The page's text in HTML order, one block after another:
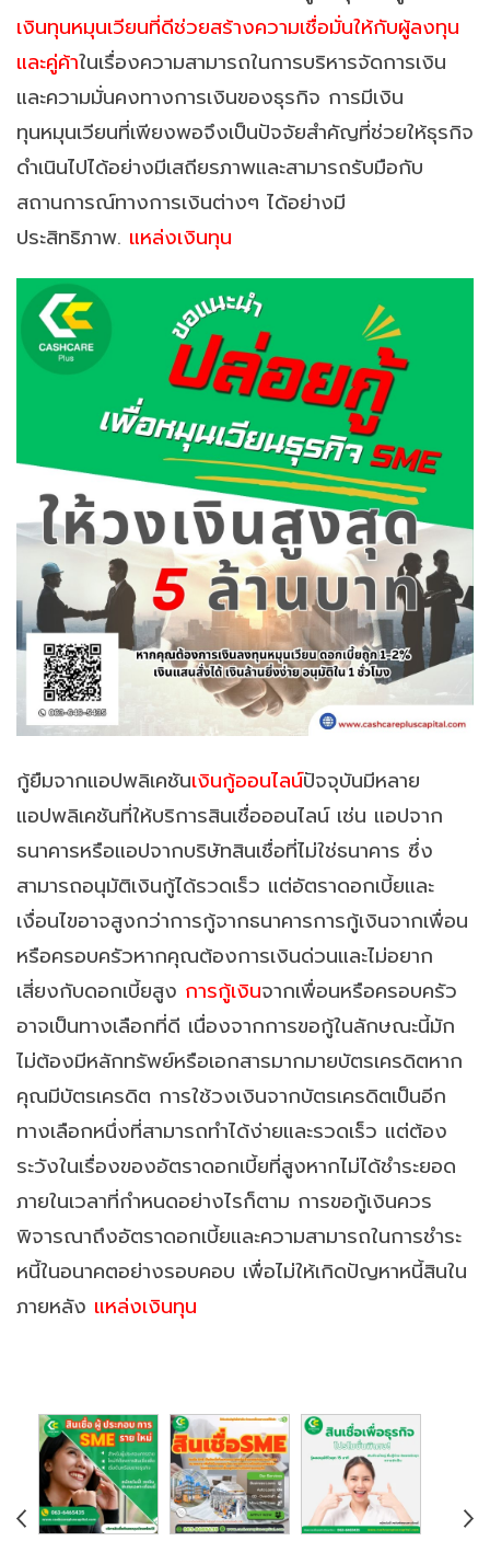
เงินทุนหมุนเวียนที่ดีช่วยสร้างความเชื่อมั่นให้กับผู้ลงทุน
และคู่ค้าในเรื่องความสามารถในการบริหารจัดการเงิน
และความมั่นคงทางการเงินของธุรกิจ การมีเงิน
ทุนหมุนเวียนที่เพียงพอจึงเป็นปัจจัยสำคัญที่ช่วยให้ธุรกิจ
ดำเนินไปได้อย่างมีเสถียรภาพและสามารถรับมือกับ
สถานการณ์ทางการเงินต่างๆ ได้อย่างมี
ประสิทธิภาพ. แหล่งเงินทุน
กู้ยืมจากแอปพลิเคชันเงินกู้ออนไลน์ปัจจุบันมีหลาย
แอปพลิเคชันที่ให้บริการสินเชื่อออนไลน์ เช่น แอปจาก
ธนาคารหรือแอปจากบริษัทสินเชื่อที่ไม่ใช่ธนาคาร ซึ่ง
สามารถอนุมัติเงินกู้ได้รวดเร็ว แต่อัตราดอกเบี้ยและ
เงื่อนไขอาจสูงกว่าการกู้จากธนาคารการกู้เงินจากเพื่อน
หรือครอบครัวหากคุณต้องการเงินด่วนและไม่อยาก
เสี่ยงกับดอกเบี้ยสูง การกู้เงินจากเพื่อนหรือครอบครัว
อาจเป็นทางเลือกที่ดี เนื่องจากการขอกู้ในลักษณะนี้มัก
ไม่ต้องมีหลักทรัพย์หรือเอกสารมากมายบัตรเครดิตหาก
คุณมีบัตรเครดิต การใช้วงเงินจากบัตรเครดิตเป็นอีก
ทางเลือกหนึ่งที่สามารถทำได้ง่ายและรวดเร็ว แต่ต้อง
ระวังในเรื่องของอัตราดอกเบี้ยที่สูงหากไม่ได้ชำระยอด
ภายในเวลาที่กำหนดอย่างไรก็ตาม การขอกู้เงินควร
พิจารณาถึงอัตราดอกเบี้ยและความสามารถในการชำระ
หนี้ในอนาคตอย่างรอบคอบ เพื่อไม่ให้เกิดปัญหาหนี้สินใน
ภายหลัง แหล่งเงินทุน